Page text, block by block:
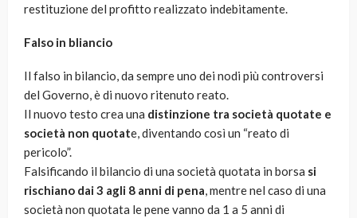
restituzione del profitto realizzato indebitamente.
Falso in bliancio
Il falso in bilancio, da sempre uno dei nodi più controversi
del Governo, è di nuovo ritenuto reato.
Il nuovo testo crea una distinzione tra società quotate e
società non quotate, diventando così un “reato di
pericolo”.
Falsificando il bilancio di una società quotata in borsa si
rischiano dai 3 agli 8 anni di pena, mentre nel caso di una
società non quotata le pene vanno da 1 a 5 anni di